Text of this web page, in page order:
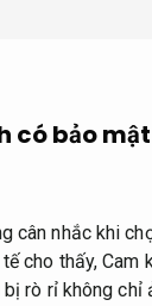
có bảo
cân nhắc khi
cho thấy,Cam
bị rò rỉ không chỉ